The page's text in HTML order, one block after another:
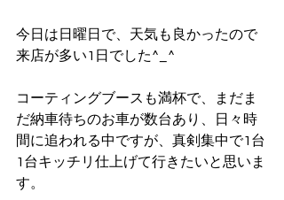
今日は日曜日で、天気も良かったので
来店が多い1日でした^_^
コーティングブースも満杯で、まだま
だ納車待ちのお車が数台あり、日々時
間に追われる中ですが、真剣集中で1台
1台キッチリ仕上げて行きたいと思いま
す。